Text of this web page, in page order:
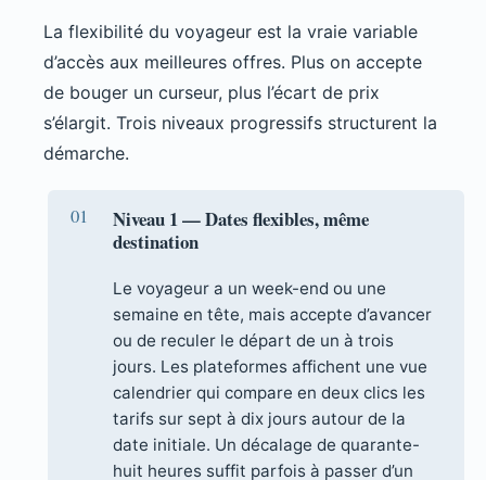
La flexibilité du voyageur est la vraie variable
d’accès aux meilleures offres. Plus on accepte
de bouger un curseur, plus l’écart de prix
s’élargit. Trois niveaux progressifs structurent la
démarche.
Niveau 1 — Dates flexibles, même
destination
Le voyageur a un week-end ou une
semaine en tête, mais accepte d’avancer
ou de reculer le départ de un à trois
jours. Les plateformes affichent une vue
calendrier qui compare en deux clics les
tarifs sur sept à dix jours autour de la
date initiale. Un décalage de quarante-
huit heures suffit parfois à passer d’un